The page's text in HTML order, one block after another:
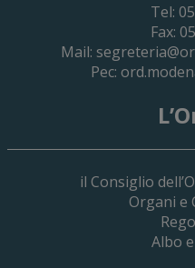
Tel:
Fax:
Mail:
Pec:
il Consiglio
Organi e
Albo